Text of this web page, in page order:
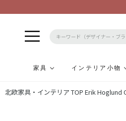
ン
家具 インテリア小物
北欧家具・インテリア TOP Erik Hoglund